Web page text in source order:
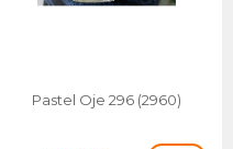
Pastel Oje 296 (2960)